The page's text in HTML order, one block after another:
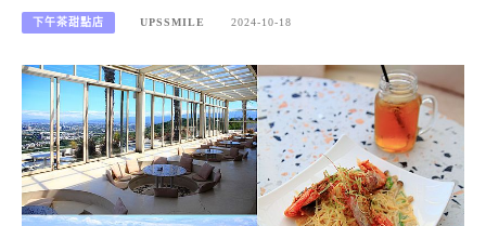
下午茶甜點店 UPSSMILE 2024-10-18